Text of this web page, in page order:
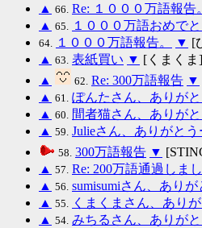
▲ 66. Re: １０００万語報告。
▲ 65. １０００万語おめで
64. １０００万語報告。 ▼ [
▲ 63. 表紙買い ▼ [くまくま
▲
62. Re: 300万語報告 ▼
▲ 61. ぽんたさん、ありがと
▲ 60. 間者猫さん、ありがと
▲ 59. Julieさん、ありがとう
58. 300万語報告 ▼
▲ 57. Re: 200万語通過しまし
▲ 56. sumisumiさん、ありが
▲ 55. くまくまさん、あり
▲ 54. みちるさん、ありが